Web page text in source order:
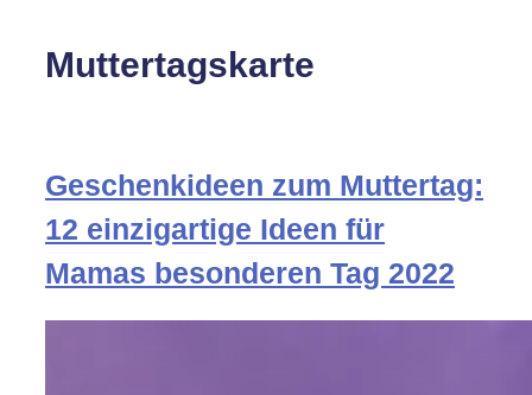
Muttertagskarte
Geschenkideen zum Muttertag:
12 einzigartige Ideen für
Mamas besonderen Tag 2022